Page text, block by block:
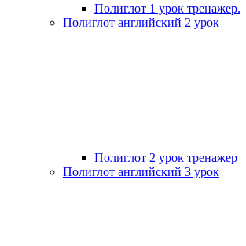
Полиглот 1 урок тренажер.
Полиглот английский 2 урок
Полиглот 2 урок тренажер
Полиглот английский 3 урок